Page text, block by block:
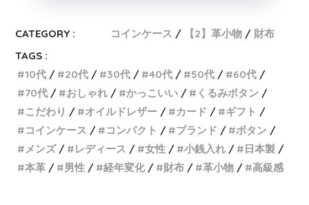
CATEGORY : コインケース 【2】革小物
財布
TAGS :
10代
20代 30代 40代 50代
60代
70代
おしゃれ かっこいい
くるみボタン
こだわり
オイルドレザー カード
ギフト
コインケース
コンパクト ブランド
ボタン
メンズ
レディース 女性 小銭入れ
日本製
本革
男性 経年変化 財布 革小物 高級感